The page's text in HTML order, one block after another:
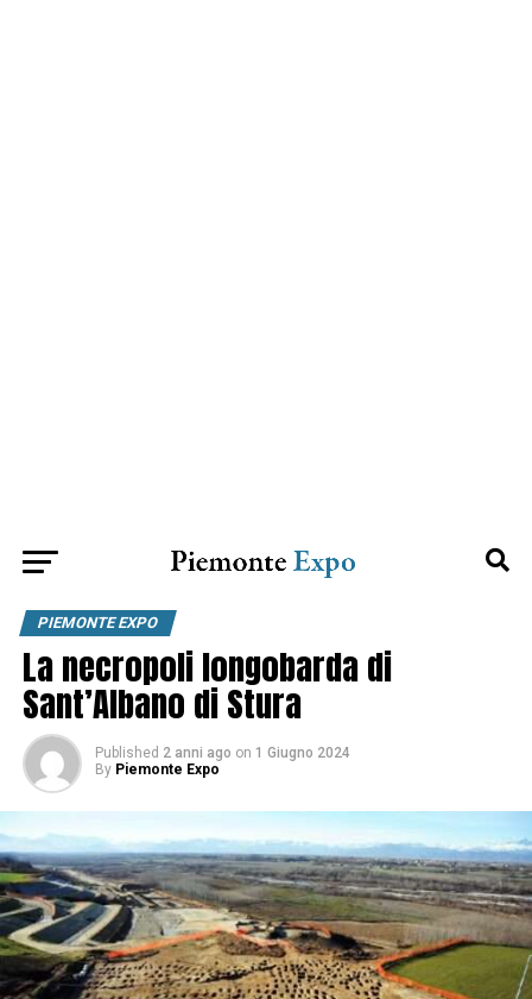
PIEMONTE EXPO
La necropoli longobarda di
Sant’Albano di Stura
Published 2 anni ago on 1 Giugno 2024
By Piemonte Expo